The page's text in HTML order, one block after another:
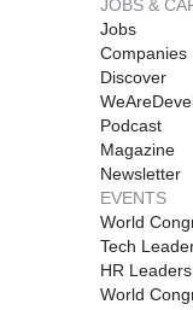
JOBS &
Jobs
Companies
Discover
Podcast
Magazine
Newsletter
EVENTS
World
Tech
HR
World